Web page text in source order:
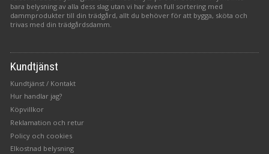
bara belysning av alla dess slag utan vi har även full sortering med
dammprodukter till din trädgård, allt du behöver för att bygga, sköta och
trivas med din trädgårdsdamm.
Kundtjänst
Kundtjänst / Kontakt
Hur handlar jag?
Köpvillkor
Reklamation och retur
Policy och cookies
Elkostnad belysning